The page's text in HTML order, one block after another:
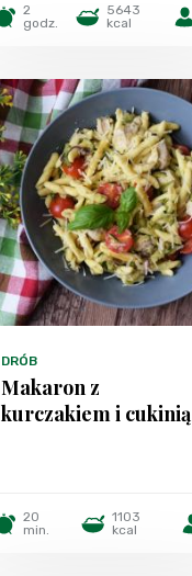
2
godz.
5643
kcal
DRÓB
Makaron z
kurczakiem i cukinią
20
min.
1103
kcal